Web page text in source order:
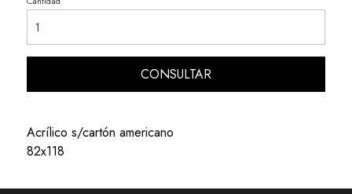
CONSULTAR
Acrílico s/cartón americano
82x118